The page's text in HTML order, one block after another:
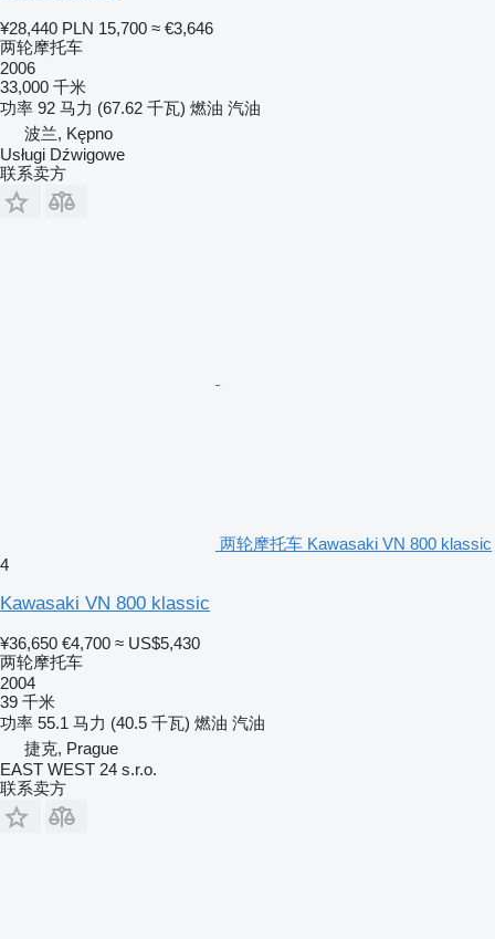
¥28,440 PLN 15,700 ≈ €3,646
两轮摩托车
2006
33,000 千米
功率 92 马力 (67.62 千瓦) 燃油 汽油
波兰, Kępno
Usługi Dźwigowe
联系卖方
两轮摩托车 Kawasaki VN 800 klassic
4
Kawasaki VN 800 klassic
¥36,650 €4,700 ≈ US$5,430
两轮摩托车
2004
39 千米
功率 55.1 马力 (40.5 千瓦) 燃油 汽油
捷克, Prague
EAST WEST 24 s.r.o.
联系卖方